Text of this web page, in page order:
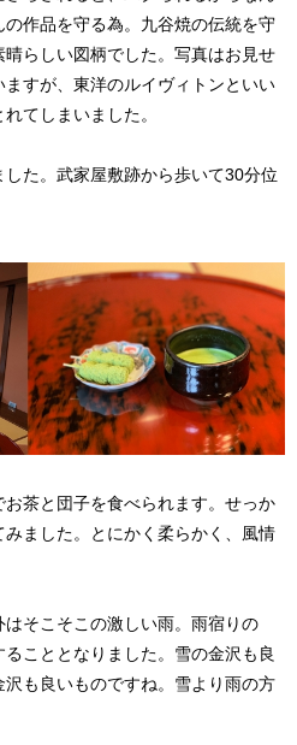
作品を守る為。九谷焼の伝統を守
らしい図柄でした。写真はお見せ
すが、東洋のルイヴィトンといい
てしまいました。
た。武家屋敷跡から歩いて30分位
茶と団子を食べられます。せっか
ました。とにかく柔らかく、風情
そこそこの激しい雨。雨宿りの
こととなりました。雪の金沢も良
も良いものですね。雪より雨の方